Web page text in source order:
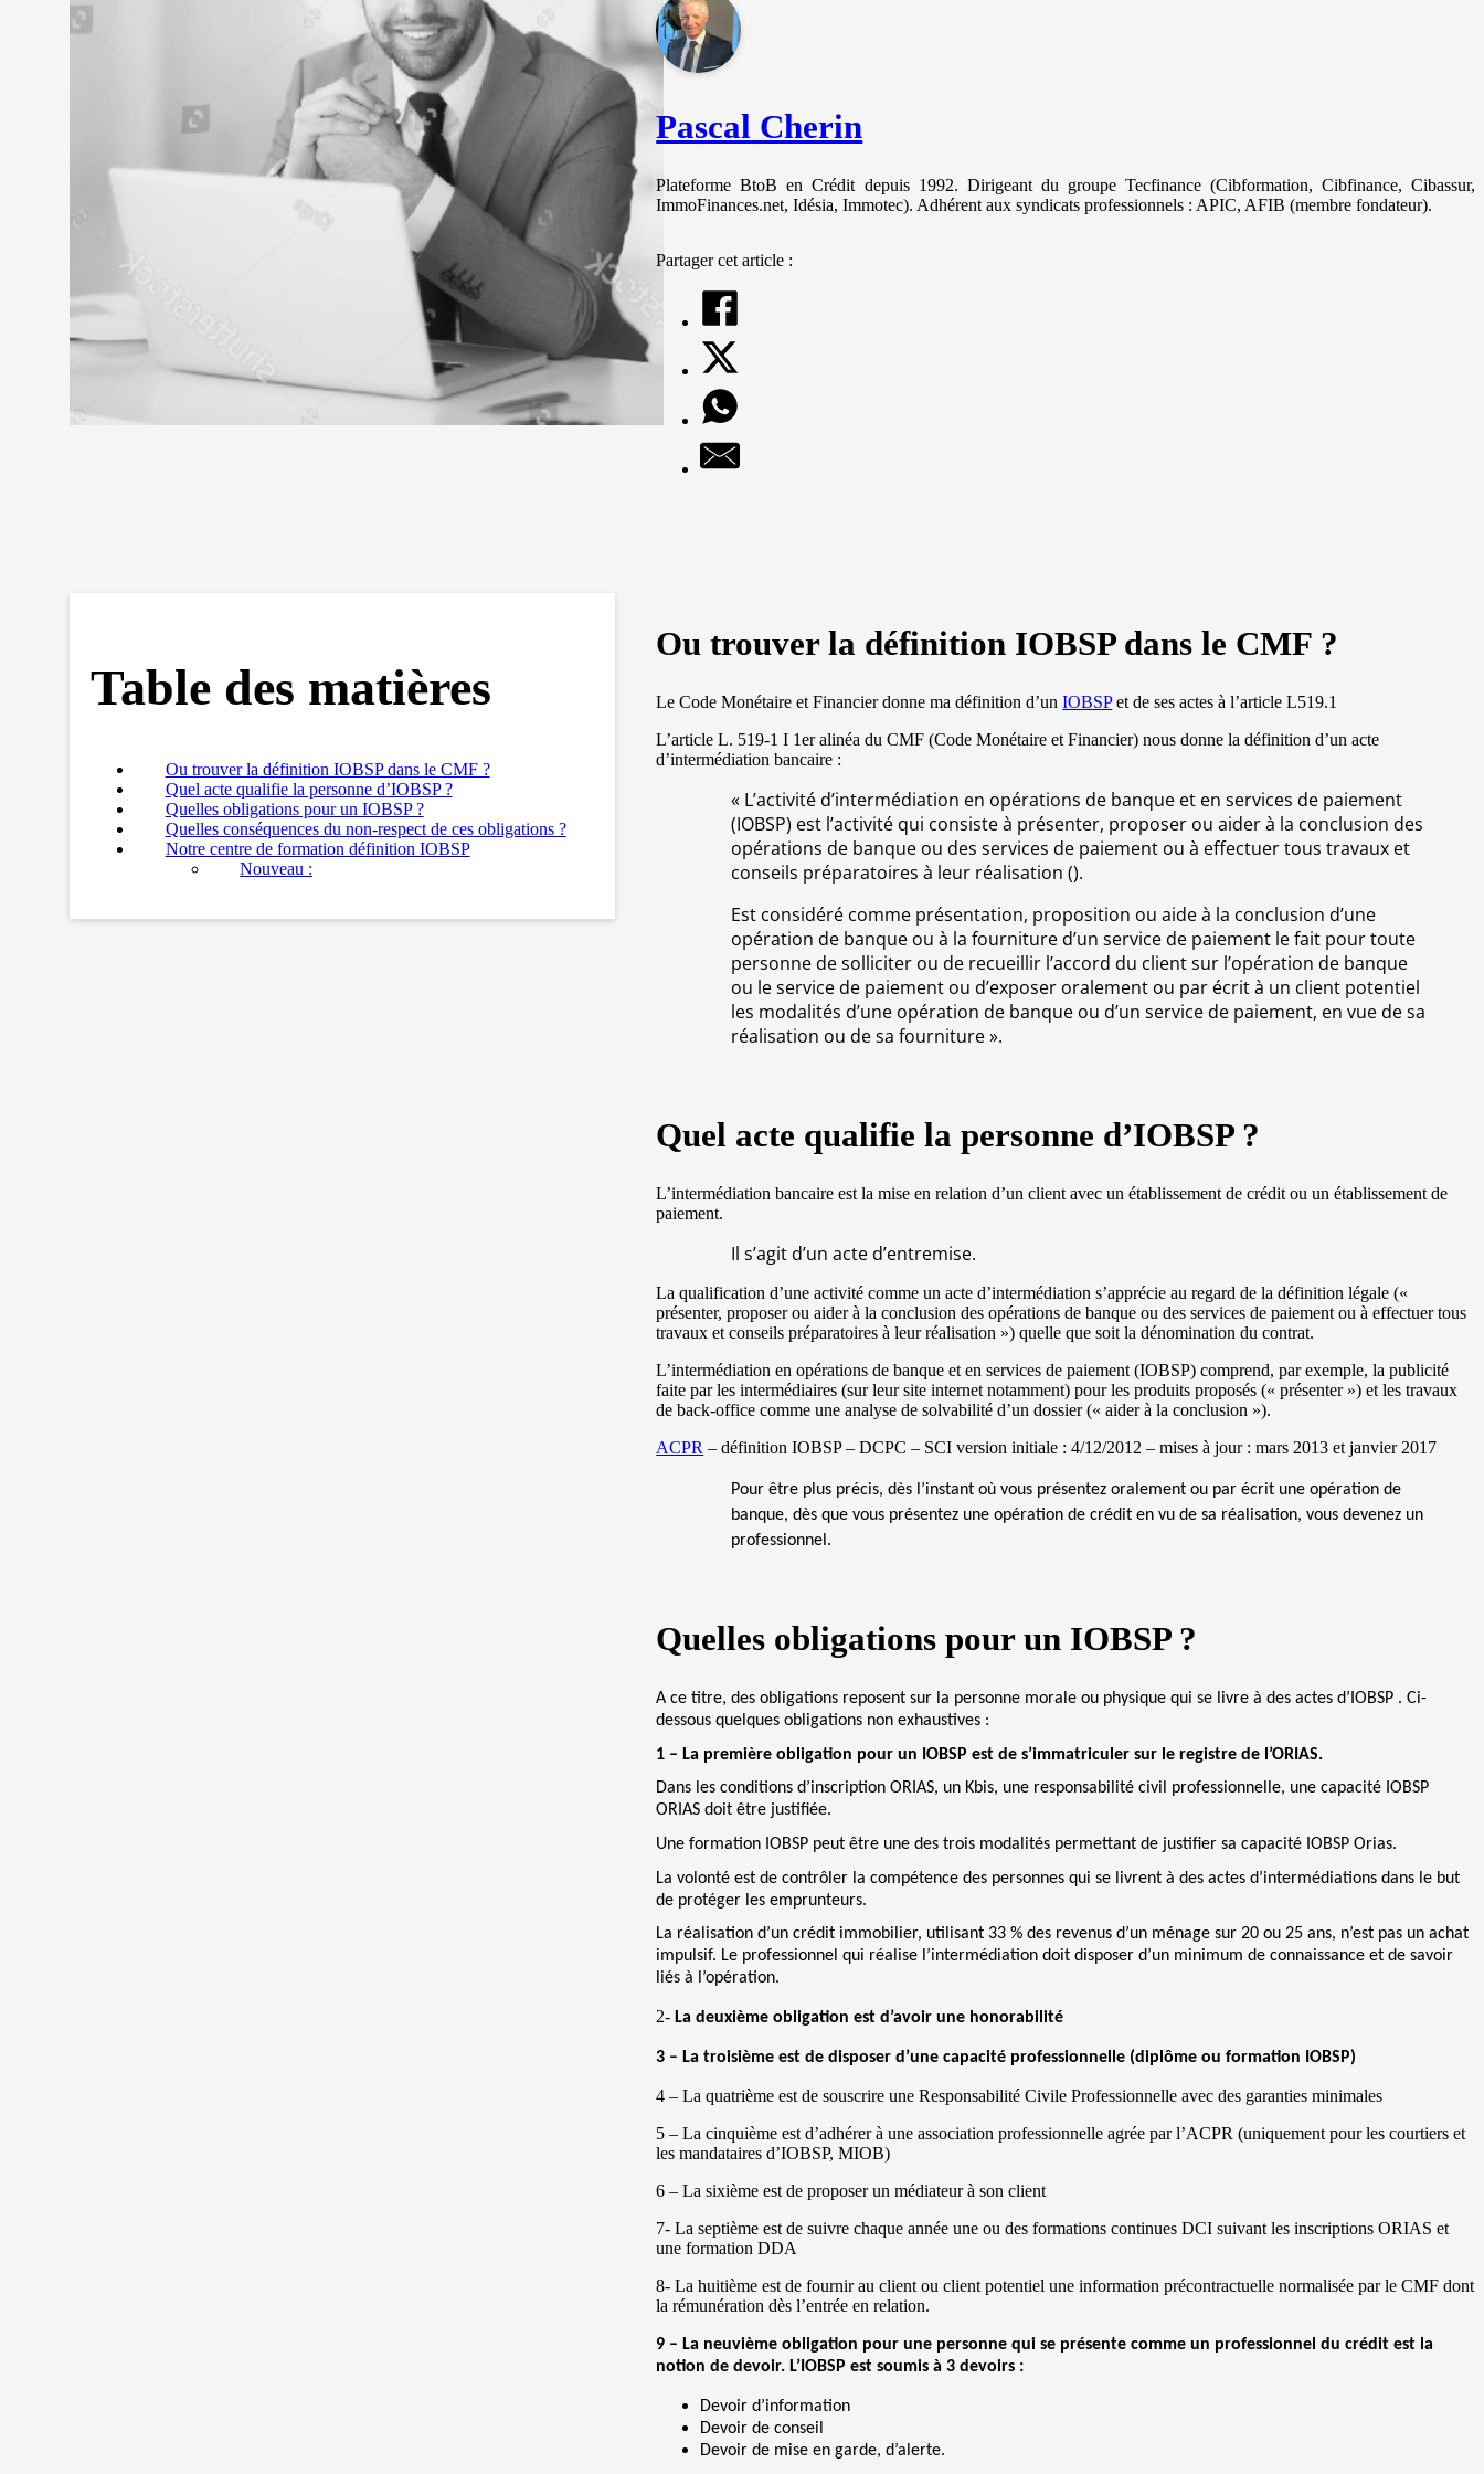
Pascal Cherin
Plateforme BtoB en Crédit depuis 1992. Dirigeant du groupe Tecfinance (Cibformation, Cibfinance, Cibassur,
ImmoFinances.net, Idésia, Immotec). Adhérent aux syndicats professionnels : APIC, AFIB (membre fondateur).
Partager cet article :
Ou trouver la définition IOBSP dans le CMF ?
Le Code Monétaire et Financier donne ma définition d’unIOBSPet de ses actes à l’article L519.1
L’article L. 519-1 I 1er alinéa du CMF (Code Monétaire et Financier) nous donne la définition d’un acte
d’intermédiation bancaire :
« L’activité d’intermédiation en opérations de banque et en services de paiement
(IOBSP) est l’activité qui consiste à présenter, proposer ou aider à la conclusion des
opérations de banque ou des services de paiement ou à effectuer tous travaux et
conseils préparatoires à leur réalisation ().
Est considéré comme présentation, proposition ou aide à la conclusion d’une
opération de banque ou à la fourniture d’un service de paiement le fait pour toute
personne de solliciter ou de recueillir l’accord du client sur l’opération de banque
ou le service de paiement ou d’exposer oralement ou par écrit à un client potentiel
les modalités d’une opération de banque ou d’un service de paiement, en vue de sa
réalisation ou de sa fourniture ».
Quel acte qualifie la personne d’IOBSP ?
L’intermédiation bancaire est la mise en relation d’un client avec un établissement de crédit ou un établissement de
paiement.
Il s’agit d’un acte d’entremise.
La qualification d’une activité comme un acte d’intermédiation s’apprécie au regard de la définition légale («
présenter, proposer ou aider à la conclusion des opérations de banque ou des services de paiement ou à effectuer tous
travaux et conseils préparatoires à leur réalisation ») quelle que soit la dénomination du contrat.
L’intermédiation en opérations de banque et en services de paiement (IOBSP) comprend, par exemple, la publicité
faite par les intermédiaires (sur leur site internet notamment) pour les produits proposés (« présenter ») et les travaux
de back-office comme une analyse de solvabilité d’un dossier (« aider à la conclusion »).
ACPR – définition IOBSP – DCPC – SCI version initiale : 4/12/2012 – mises à jour : mars 2013 et janvier 2017
Pour être plus précis, dès l’instant où vous présentez oralement ou par écrit une opération de
banque, dès que vous présentez une opération de crédit en vu de sa réalisation, vous devenez un
professionnel.
Quelles obligations pour un IOBSP ?
A ce titre, des obligations reposent sur la personne morale ou physique qui se livre à des actes d’IOBSP . Ci-
dessous quelques obligations non exhaustives :
1 – La première obligation pour un IOBSP est de s’immatriculer sur le registre de l’ORIAS.
Dans les conditions d’inscription ORIAS, un Kbis, une responsabilité civil professionnelle, une capacité IOBSP
ORIAS doit être justifiée.
Une formation IOBSP peut être une des trois modalités permettant de justifier sa capacité IOBSP Orias.
La volonté est de contrôler la compétence des personnes qui se livrent à des actes d’intermédiations dans le but
de protéger les emprunteurs.
La réalisation d’un crédit immobilier, utilisant 33 % des revenus d’un ménage sur 20 ou 25 ans, n’est pas un achat
impulsif. Le professionnel qui réalise l’intermédiation doit disposer d’un minimum de connaissance et de savoir
liés à l’opération.
2-La deuxième obligation est d’avoir une honorabilité
3 – La troisième est de disposer d’une capacité professionnelle (diplôme ou formation IOBSP)
4 – La quatrième est de souscrire une Responsabilité Civile Professionnelle avec des garanties minimales
5 – La cinquième est d’adhérer à une association professionnelle agrée par l’ACPR (uniquement pour les courtiers et
les mandataires d’IOBSP, MIOB)
6 – La sixième est de proposer un médiateur à son client
7- La septième est de suivre chaque année une ou des formations continues DCI suivant les inscriptions ORIAS et
une formation DDA
8- La huitième est de fournir au client ou client potentiel une information précontractuelle normalisée par le CMF dont
la rémunération dès l’entrée en relation.
9 – La neuvième obligation pour une personne qui se présente comme un professionnel du crédit est la
notion de devoir. L’IOBSP est soumis à 3 devoirs :
Devoir d’information
Devoir de conseil
Devoir de mise en garde, d’alerte.
Table des matières
Ou trouver la définition IOBSP dans le CMF ?
Quel acte qualifie la personne d’IOBSP ?
Quelles obligations pour un IOBSP ?
Quelles conséquences du non-respect de ces obligations ?
Notre centre de formation définition IOBSP
Nouveau :
chances de
voir du
offres
personnalisés.